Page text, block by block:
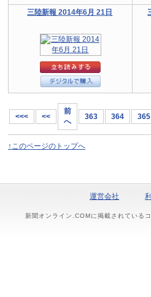
三陸新報 2014年6月 21日
<<< <<
前
へ
363 364 365
↑このページのトップへ
運営会社
新聞オンライン.COMに掲載されている